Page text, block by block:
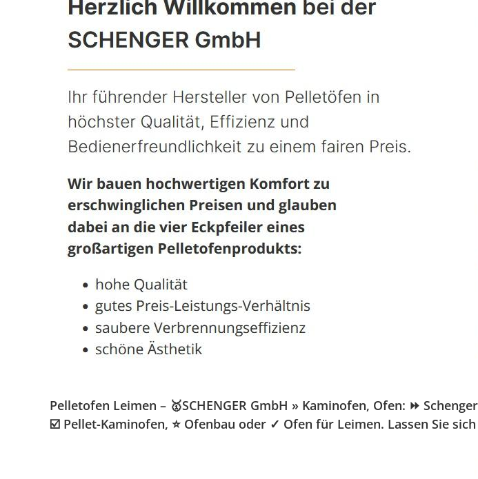
Pelletofen Leimen – 🥇SCHENGER GmbH » Kaminofen, Ofen: ⏩
☑️ Pellet-Kaminofen, ⭐ Ofenbau oder ✓ Ofen für Leimen. Lassen Sie